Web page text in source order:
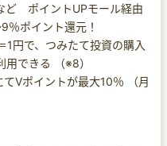
ど ポイントUPモール経由
％ポイント還元！
円で、つみたて投資の購入
できる （※8）
Vポイントが最大10％ （月